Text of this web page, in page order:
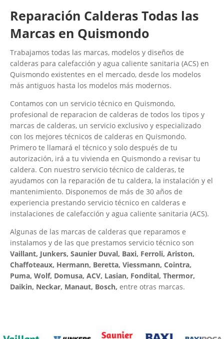
Reparación Calderas Todas las
Marcas en Quismondo
Trabajamos todas las marcas, modelos y diseños de
calderas para calefacción y agua caliente sanitaria (ACS) en
Quismondo existentes en el mercado, desde los modelos
más antiguos hasta los modelos más modernos.
Contamos con un servicio técnico en Quismondo,
profesional de reparacion de calderas de todos los tipos y
marcas de calderas, un servicio exclusivo y especializado
con los mejores técnicos de calderas en Quismondo.
Primero te llamará el técnico y solo después de tu
autorización, irá a tu vivienda en Quismondo a revisar tu
caldera. Con nuestro servicio técnico de calderas, te
ayudamos con la reparación de tu caldera, la instalación y el
mantenimiento. Disponemos de más de 30 años de
experiencia prestando servicio técnico en calderas e
instalaciones de calefacción y agua caliente sanitaria (ACS).
Algunas de las marcas de calderas que reparamos e
instalamos y de las que prestamos servicio técnico son
Vaillant, Junkers, Saunier Duval, Baxi, Ferroli, Ariston,
Chaffoteaux, Hermann, Beretta, Viessmann, Cointra,
Puma, Wolf, Domusa, ACV, Lasian, Fondital, Thermor,
Daikin, Neckar, Manaut, Bosch, entre otras marcas.